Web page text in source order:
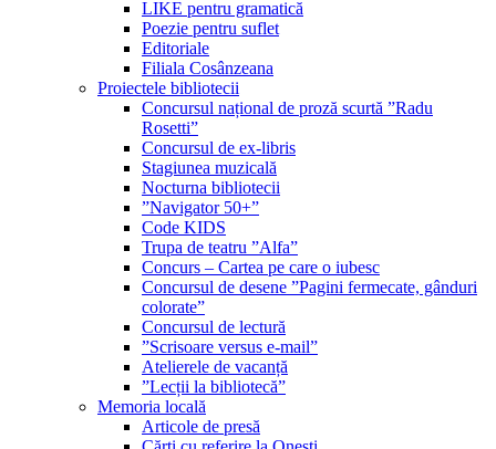
LIKE pentru gramatică
Poezie pentru suflet
Editoriale
Filiala Cosânzeana
Proiectele bibliotecii
Concursul național de proză scurtă ”Radu
Rosetti”
Concursul de ex-libris
Stagiunea muzicală
Nocturna bibliotecii
”Navigator 50+”
Code KIDS
Trupa de teatru ”Alfa”
Concurs – Cartea pe care o iubesc
Concursul de desene ”Pagini fermecate, gânduri
colorate”
Concursul de lectură
”Scrisoare versus e-mail”
Atelierele de vacanță
”Lecții la bibliotecă”
Memoria locală
Articole de presă